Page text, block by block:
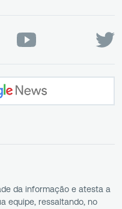
da informação e atesta a
equipe, ressaltando, no